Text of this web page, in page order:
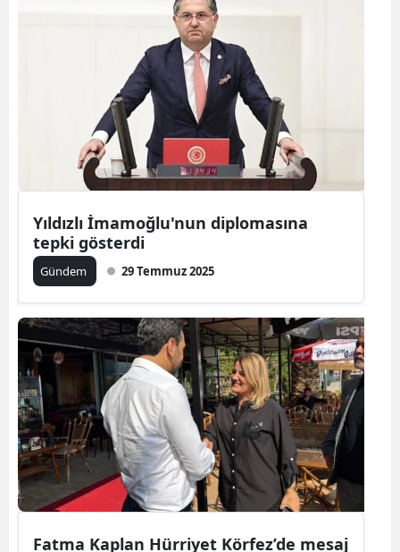
Yıldızlı İmamoğlu'nun diplomasına
tepki gösterdi
Gündem 29 Temmuz 2025
Fatma Kaplan Hürriyet Körfez’de mesaj